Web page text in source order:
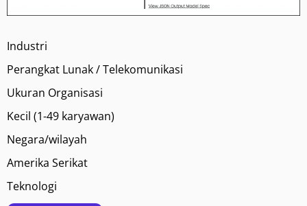
Industri
Perangkat Lunak / Telekomunikasi
Ukuran Organisasi
Kecil (1-49 karyawan)
Negara/wilayah
Amerika Serikat
Teknologi